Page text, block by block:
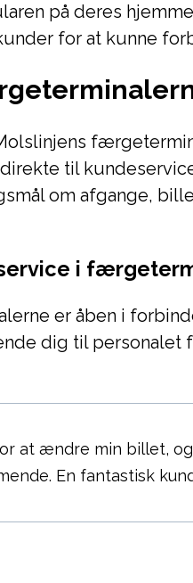
på deres
for at kunne
til
om afgange,
i
er åben i
dig til personalet
at ændre min billet,
En fantastisk